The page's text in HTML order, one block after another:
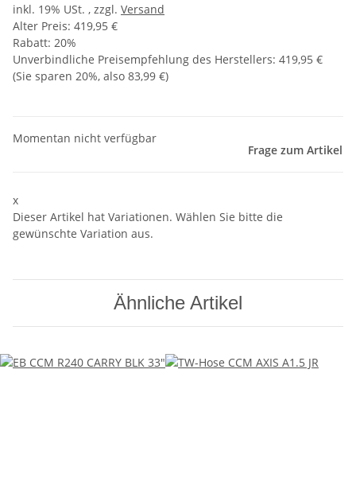
inkl. 19% USt. , zzgl. Versand
Alter Preis: 419,95 €
Rabatt: 20%
Unverbindliche Preisempfehlung des Herstellers: 419,95 €
(Sie sparen 20%, also 83,99 €)
Momentan nicht verfügbar
Frage zum Artikel
x
Dieser Artikel hat Variationen. Wählen Sie bitte die
gewünschte Variation aus.
Ähnliche Artikel